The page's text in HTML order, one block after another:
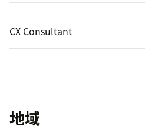
CX Consultant
地域